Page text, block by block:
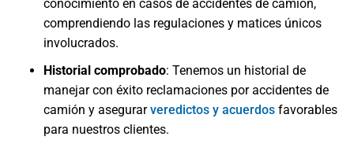
conocimiento en casos de accidentes de camión,
comprendiendo las regulaciones y matices únicos
involucrados.
Historial comprobado: Tenemos un historial de
manejar con éxito reclamaciones por accidentes de
camión y asegurarveredictos y acuerdos favorables
para nuestros clientes.